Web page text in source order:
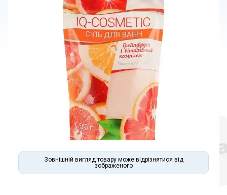
Зовнішній вигляд товару може відрізнятися від
зображеного